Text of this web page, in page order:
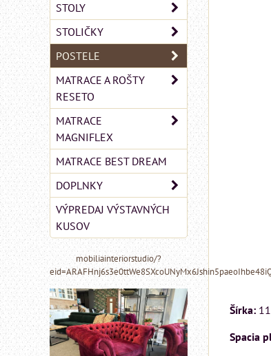
Šírka:
Spacia
STOLY
STOLIČKY
POSTELE
MATRACE A ROŠTY
RESETO
MATRACE
MAGNIFLEX
MATRACE BEST DREAM
DOPLNKY
VÝPREDAJ VÝSTAVNÝCH
KUSOV
mobiliainteriorstudio/?